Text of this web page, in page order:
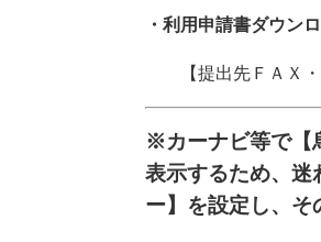
・利用申請書ダウン
【提出先ＦＡＸ・
※カーナビ等で【
表示するため、迷
ー】を設定し、そ